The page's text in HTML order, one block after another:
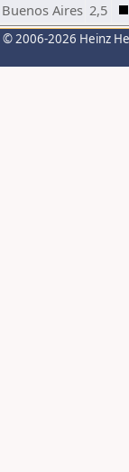
Buenos Aires 2,5
© 2006-2026 Heinz